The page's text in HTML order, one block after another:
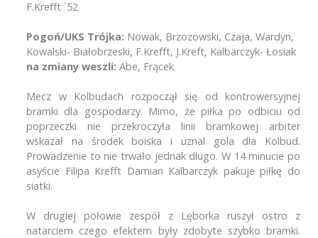
F.Krefft `52
Pogoń/UKS Trójka: Nowak, Brzozowski, Czaja, Wardyn,
Kowalski- Białobrzeski, F.Krefft, J.Kreft, Kalbarczyk- Łosiak
na zmiany weszli: Abe, Frącek.
Mecz w Kolbudach rozpoczął się od kontrowersyjnej
bramki dla gospodarzy. Mimo, że piłka po odbiciu od
poprzeczki nie przekroczyła linii bramkowej arbiter
wskazał na środek boiska i uznal gola dla Kolbud.
Prowadzenie to nie trwało jednak dlugo. W 14 minucie po
asyście Filipa Krefft Damian Kalbarczyk pakuje piłkę do
siatki.
W drugiej połowie zespół z Lęborka ruszył ostro z
natarciem czego efektem były zdobyte szybko bramki.